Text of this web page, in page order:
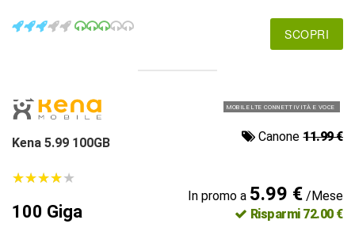
SCOPRI
MOBILE LTE CONNETTIVITÀ E VOCE
Kena 5.99 100GB Canone11.99 €
★★★★★
★★★★★
100 Giga
In promo a 5.99 €/Mese
Risparmi 72.00 €